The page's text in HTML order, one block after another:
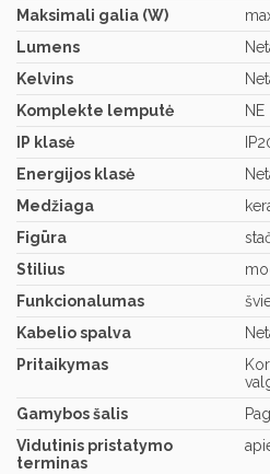
Maksimali galia (W)
Lumens
Kelvins
Komplekte lemputė
NE
IP klasė
Energijos klasė
Medžiaga
Figūra
Stilius
Funkcionalumas
Kabelio spalva
Pritaikymas
Gamybos šalis
Vidutinis pristatymo
terminas